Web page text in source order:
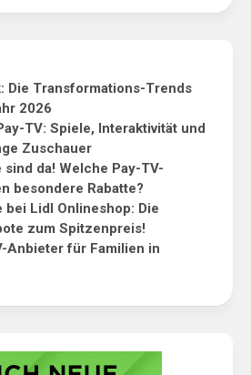
Die Transformations-Trends
2026
TV: Spiele, Interaktivität und
Zuschauer
da! Welche Pay-TV-
besondere Rabatte?
bei Lidl Onlineshop: Die
zum Spitzenpreis!
Anbieter für Familien in